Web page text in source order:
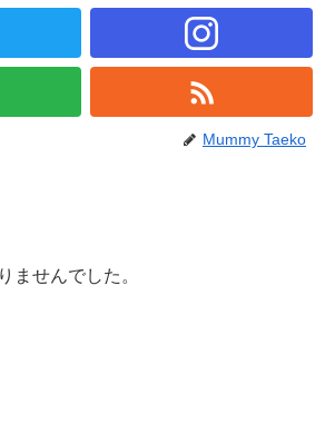
Mummy Taeko
ませんでした。